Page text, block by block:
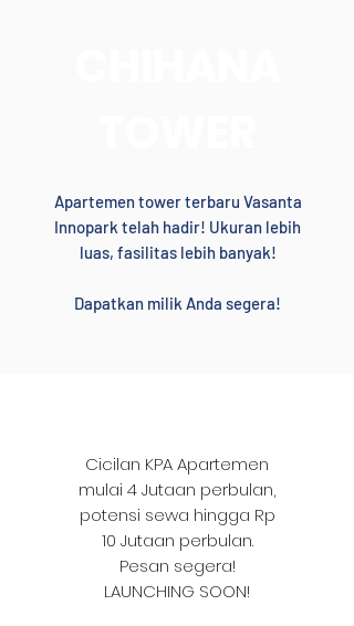
Apartemen tower terbaru Vasanta
Innopark telah hadir! Ukuran lebih
luas, fasilitas lebih banyak!
Dapatkan milik Anda segera!
Cicilan KPA Apartemen
mulai 4 Jutaan perbulan,
potensi sewa hingga Rp
10 Jutaan perbulan​.
Pesan segera!
LAUNCHING SOON!